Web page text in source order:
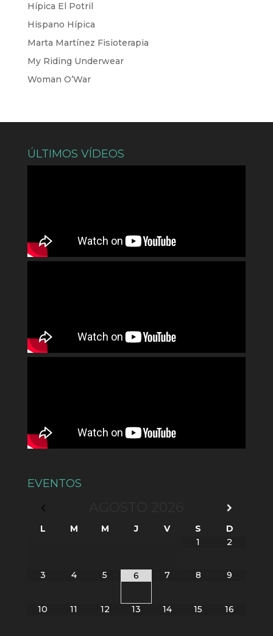
Hípica El Potril
Hispano Hípica
Marta Martínez Fisioterapia
My Riding Underwear
Woman O’War
ÚLTIMOS VÍDEOS
EVENTOS
L M M J V S
D
1
2
3 4 5 6 7 8 9
10 11 12 13 14 15 16